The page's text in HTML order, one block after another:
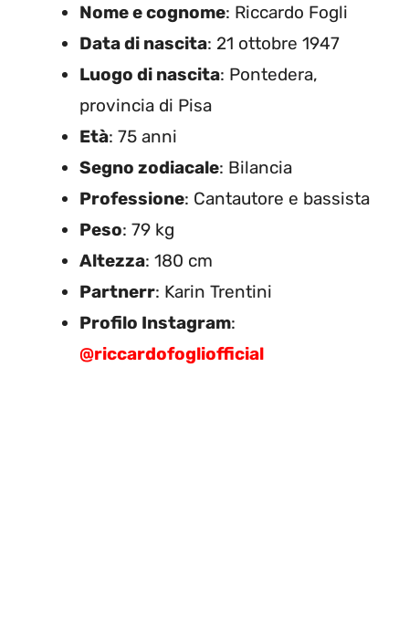
Nome e cognome: Riccardo Fogli
Data di nascita: 21 ottobre 1947
Luogo di nascita: Pontedera,
provincia di Pisa
Età: 75 anni
Segno zodiacale: Bilancia
Professione: Cantautore e bassista
Peso: 79 kg
Altezza: 180 cm
Partnerr: Karin Trentini
Profilo Instagram:
@riccardofogliofficial